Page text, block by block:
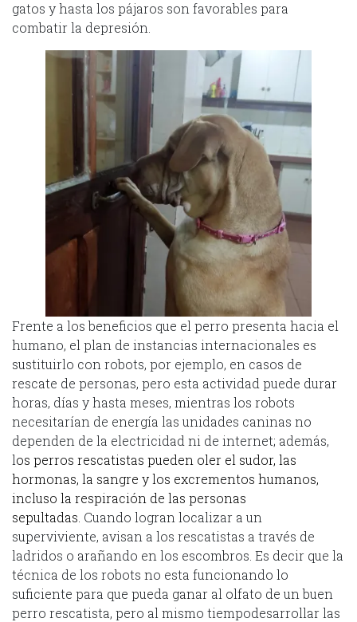
gatos y hasta los pájaros son favorables para
combatir la depresión.
Frente a los beneficios que el perro presenta hacia el
humano, el plan de instancias internacionales es
sustituirlo con robots, por ejemplo, en casos de
rescate de personas, pero esta actividad puede durar
horas, días y hasta meses, mientras los robots
necesitarían de energía las unidades caninas no
dependen de la electricidad ni de internet; además,
los perros rescatistas pueden oler el sudor, las
hormonas, la sangre y los excrementos humanos,
incluso la respiración de las personas
sepultadas. Cuando logran localizar a un
superviviente, avisan a los rescatistas a través de
ladridos o arañando en los escombros. Es decir que la
técnica de los robots no esta funcionando lo
suficiente para que pueda ganar al olfato de un buen
perro rescatista, pero al mismo tiempodesarrollar las